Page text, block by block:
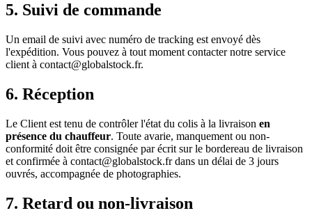
5. Suivi de commande
Un email de suivi avec numéro de tracking est envoyé dès
l'expédition. Vous pouvez à tout moment contacter notre service
client à contact@globalstock.fr.
6. Réception
Le Client est tenu de contrôler l'état du colis à la livraison en
présence du chauffeur. Toute avarie, manquement ou non-
conformité doit être consignée par écrit sur le bordereau de livraison
et confirmée à contact@globalstock.frdans un délai de 3 jours
ouvrés, accompagnée de photographies.
7. Retard ou non-livraison